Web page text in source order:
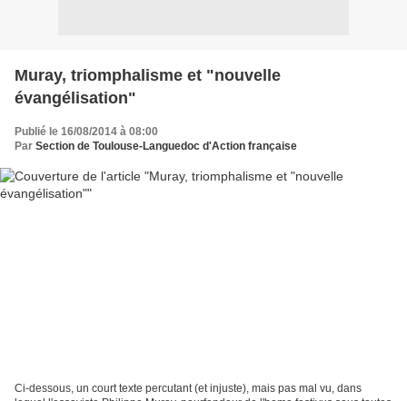
Muray, triomphalisme et "nouvelle
évangélisation"
Publié le 16/08/2014 à 08:00
Par Section de Toulouse-Languedoc d'Action française
Ci-dessous, un court texte percutant (et injuste), mais pas mal vu, dans